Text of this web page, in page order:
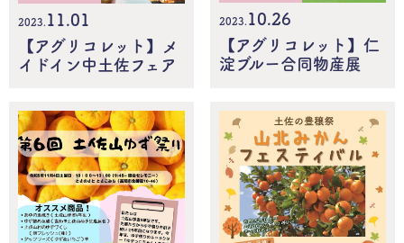
2023. 11.01
【アグリコレット】メ
イドイン中土佐フェア
2023. 10.26
【アグリコレット】仁
淀ブルー合同物産展